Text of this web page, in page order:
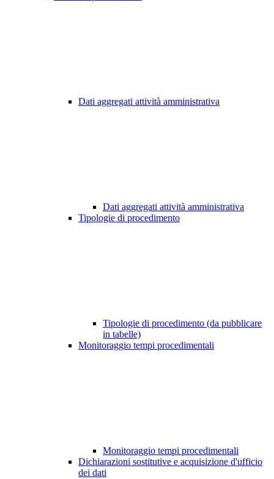
Dati aggregati attività amministrativa
Dati aggregati attività amministrativa
Tipologie di procedimento
Tipologie di procedimento (da pubblicare
in tabelle)
Monitoraggio tempi procedimentali
Monitoraggio tempi procedimentali
Dichiarazioni sostitutive e acquisizione d'ufficio
dei dati